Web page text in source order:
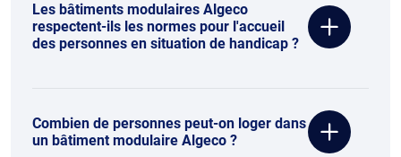
Les bâtiments modulaires Algeco
respectent-ils les normes pour l'accueil
des personnes en situation de handicap ?
Combien de personnes peut-on loger dans
un bâtiment modulaire Algeco ?